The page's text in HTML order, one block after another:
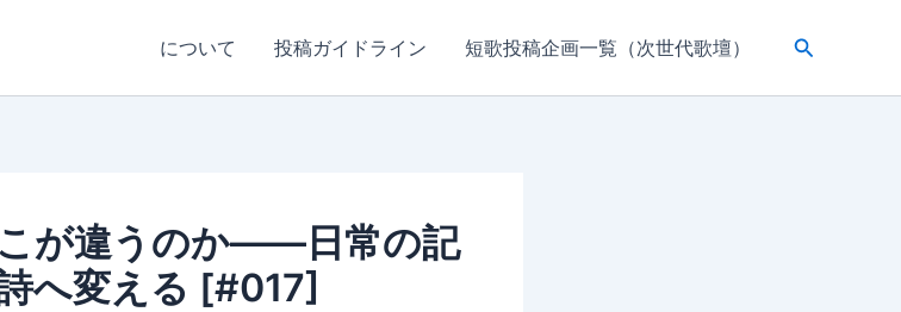
について 投稿ガイドライン 短歌投稿企画一覧（次世代歌壇）
検
が違うのか——日常の記
へ変える [#017]